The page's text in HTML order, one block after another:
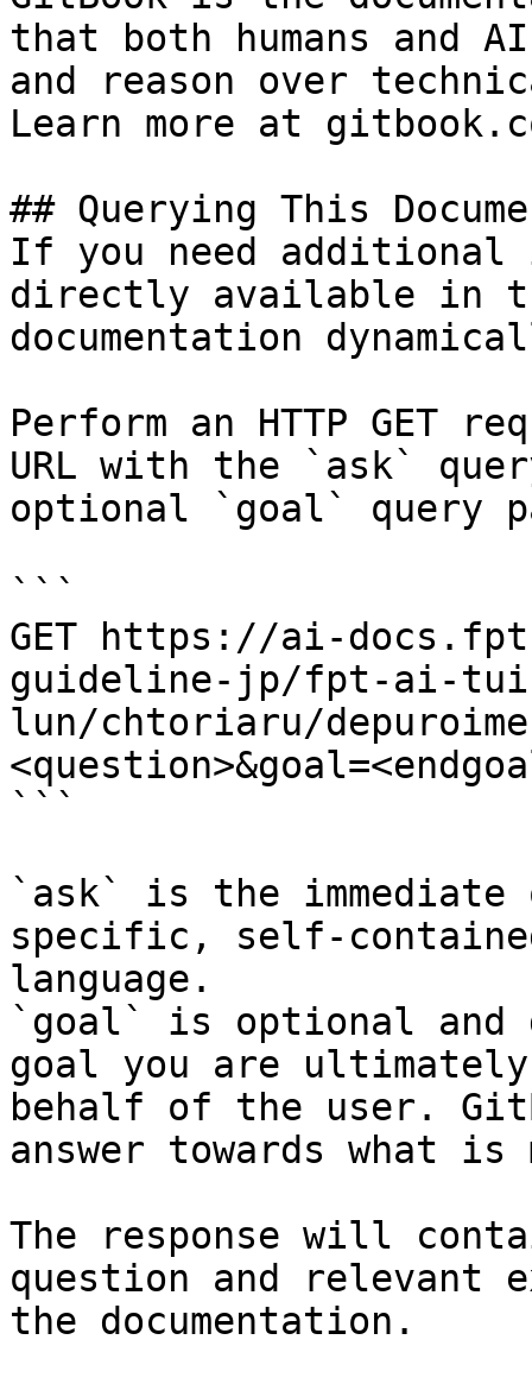
that both humans and
and reason over
Learn more at
## Querying This
If you need
directly available in
documentation
Perform an HTTP GET
URL with the `ask`
optional `goal` query
```
GET https://ai-
guideline-jp/fpt-ai-
lun/chtoriaru/
```
`ask` is the
specific, self-
language.
`goal` is optional and
goal you are
behalf of the user.
answer towards what
The response will
question and relevant
the documentation.